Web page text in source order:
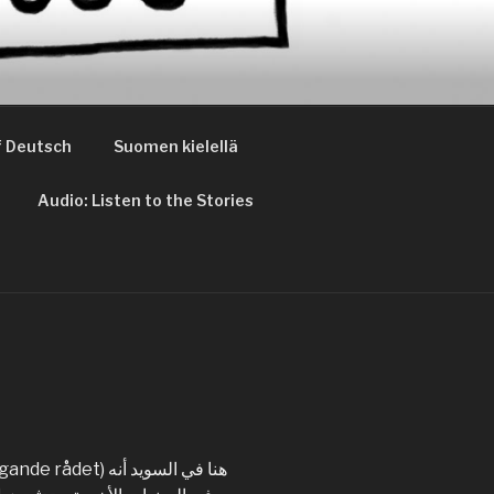
Deutsch Suomen kielellä
Audio: Listen to the Stories